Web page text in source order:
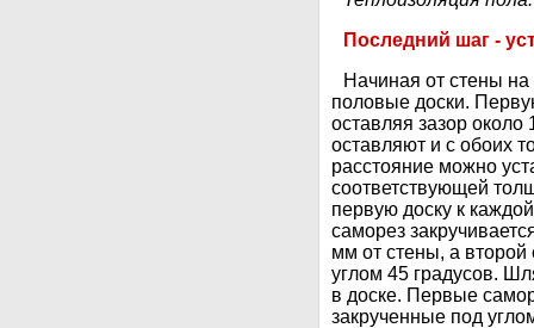
Последний шаг -
Начиная от стены
половые доски.
оставляя зазор
оставляют и с обоих
расстояние можно
соответствующей
первую доску к
саморез
мм от стены, а второй
углом 45 градусов.
в доске. Первые
закрученные под